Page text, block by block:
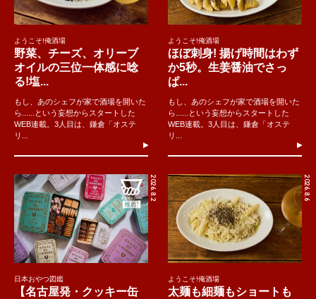
ようこそ!俺酒場
野菜、チーズ、オリーブ
オイルの三位一体感に唸
る!塩...
もし、あのシェフが家で酒場を開いた
ら......という妄想からスタートした
WEB連載。3人目は、鎌倉「オステ
リ...
ようこそ!俺酒場
ほぼ刺身! 揚げ時間はわず
か5秒。生姜醤油でさっ
ぱ...
もし、あのシェフが家で酒場を開いた
ら......という妄想からスタートした
WEB連載。3人目は、鎌倉「オステ
リ...
2026.8.2
日本おやつ図鑑
【名古屋発・クッキー缶
2026.8.6
ようこそ!俺酒場
太麺も細麺もショートも